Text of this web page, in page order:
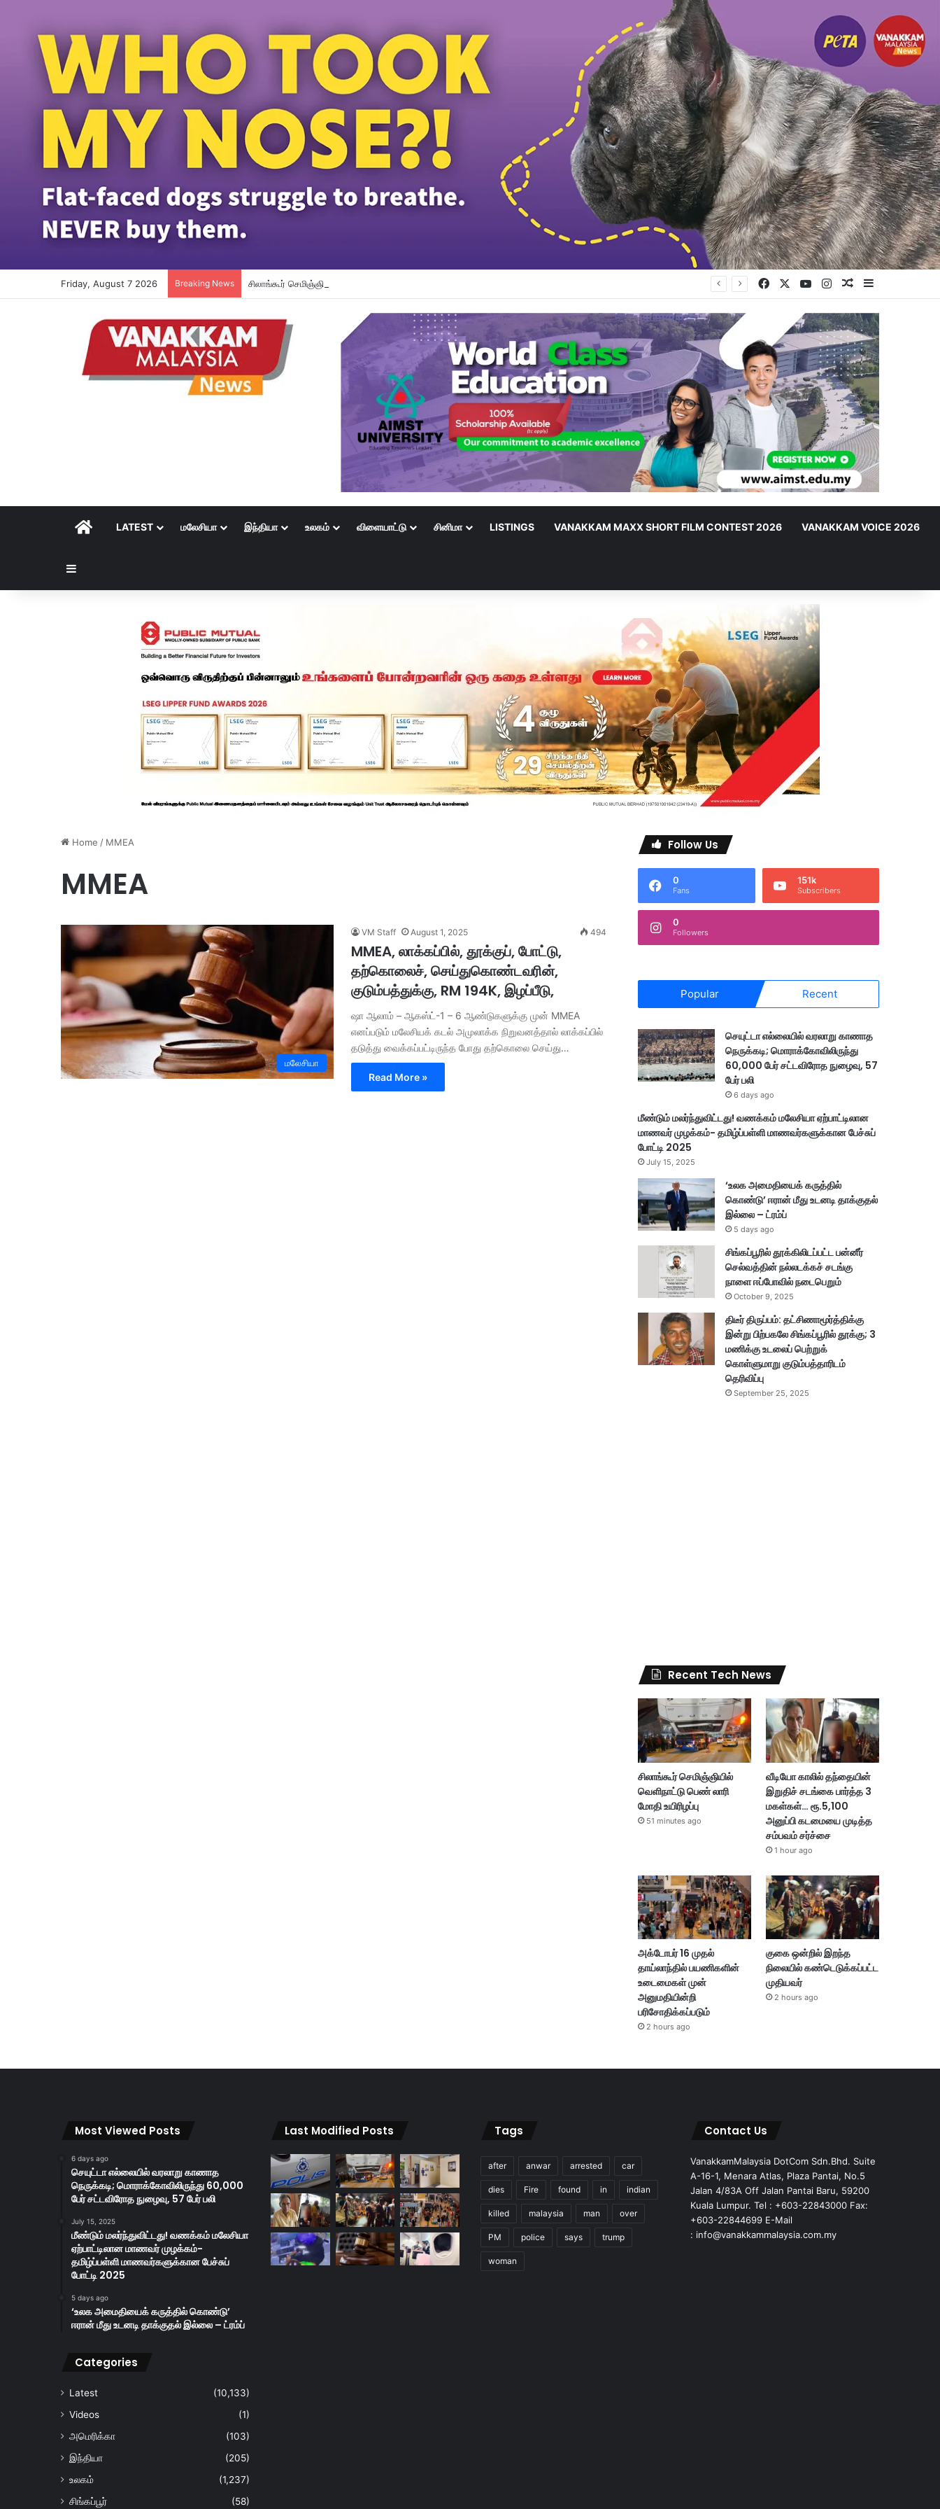
Friday, August 7 2026 Breaking News சிலாங்கூர் செமிஞ்ஞியில் வெளிநாட்டு பெண் லாரி மோதி உயிரிழப்பு Facebook YouTubeInstagramRandom Article
HOMELATEST மலேசியா இந்தியா உலகம் விளையாட்டு சினிமா LISTINGS VANAKKAM MAXX SHORT FILM CONTEST 2026 VANAKKAM VOICE 2026
Home / MMEA
MMEA
மலேசியா
VM Staff August 1, 2025 494
MMEA, லாக்கப்பில், தூக்குப், போட்டு,
தற்கொலைச், செய்துகொண்டவரின்,
குடும்பத்துக்கு, RM 194K, இழப்பீடு,
ஷா ஆலாம் – ஆகஸ்ட்-1 – 6 ஆண்டுகளுக்கு முன் MMEA
எனப்படும் மலேசியக் கடல் அமுலாக்க நிறுவனத்தால் லாக்கப்பில்
தடுத்து வைக்கப்பட்டிருந்த போது தற்கொலை செய்து…
Read More »
Follow Us
0
Fans
151k
Subscribers
0
Followers
Popular Recent
செயுட்டா எல்லையில் வரலாறு காணாத
நெருக்கடி; மொராக்கோவிலிருந்து
60,000 பேர் சட்டவிரோத நுழைவு, 57
பேர் பலி
6 days ago
மீண்டும் மலர்ந்துவிட்டது! வணக்கம் மலேசியா ஏற்பாட்டிலான
மாணவர் முழக்கம்- தமிழ்ப்பள்ளி மாணவர்களுக்கான பேச்சுப்
போட்டி 2025
July 15, 2025
‘உலக அமைதியைக் கருத்தில்
கொண்டு’ ஈரான் மீது உடனடி தாக்குதல்
இல்லை – ட்ரம்ப்
5 days ago
சிங்கப்பூரில் தூக்கிலிடப்பட்ட பன்னீர்
செல்வத்தின் நல்லடக்கச் சடங்கு
நாளை ஈப்போவில் நடைபெறும்
October 9, 2025
திடீர் திருப்பம்: தட்சிணாமூர்த்திக்கு
இன்று பிற்பகலே சிங்கப்பூரில் தூக்கு; 3
மணிக்கு உடலைப் பெற்றுக்
கொள்ளுமாறு குடும்பத்தாரிடம்
தெரிவிப்பு
September 25, 2025
Recent Tech News
சிலாங்கூர் செமிஞ்ஞியில்
வெளிநாட்டு பெண் லாரி
மோதி உயிரிழப்பு
51 minutes ago
வீடியோ காலில் தந்தையின்
இறுதிச் சடங்கை பார்த்த 3
மகள்கள்… ரூ.5,100
அனுப்பி கடமையை முடித்த
சம்பவம் சர்ச்சை
1 hour ago
அக்டோபர் 16 முதல்
தாய்லாந்தில் பயணிகளின்
உடைமைகள் முன்
அனுமதியின்றி
பரிசோதிக்கப்படும்
2 hours ago
குகை ஒன்றில் இறந்த
நிலையில் கண்டெடுக்கப்பட்ட
முதியவர்
2 hours ago
Most Viewed Posts
6 days ago
செயுட்டா எல்லையில் வரலாறு காணாத
நெருக்கடி; மொராக்கோவிலிருந்து 60,000
பேர் சட்டவிரோத நுழைவு, 57 பேர் பலி
July 15, 2025
மீண்டும் மலர்ந்துவிட்டது! வணக்கம் மலேசியா
ஏற்பாட்டிலான மாணவர் முழக்கம்-
தமிழ்ப்பள்ளி மாணவர்களுக்கான பேச்சுப்
போட்டி 2025
5 days ago
‘உலக அமைதியைக் கருத்தில் கொண்டு’
ஈரான் மீது உடனடி தாக்குதல் இல்லை – ட்ரம்ப்
Categories
Latest
(10,133)
Videos
(1)
அமெரிக்கா
(103)
இந்தியா
(205)
உலகம்
(1,237)
சிங்கப்பூர்
(58)
Last Modified Posts Tags
after anwar arrested car
dies Fire found in indian
killed malaysia man over
PM police says trump
woman
Contact Us
VanakkamMalaysia DotCom Sdn.Bhd. Suite
A-16-1, Menara Atlas, Plaza Pantai, No.5
Jalan 4/83A Off Jalan Pantai Baru, 59200
Kuala Lumpur. Tel : +603-22843000 Fax:
+603-22844699 E-Mail
: info@vanakkammalaysia.com.my